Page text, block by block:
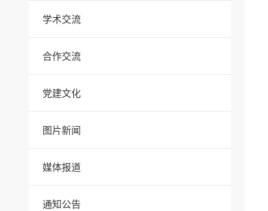
学术交流
合作交流
党建文化
图片新闻
媒体报道
通知公告